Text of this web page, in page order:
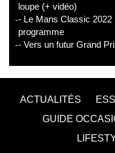
loupe (+ vidéo)
- Le Mans Classic 2022
programme
- Vers un futur Grand
ACTUALITÉS
GUIDE